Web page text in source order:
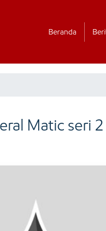
Beranda
Matic seri